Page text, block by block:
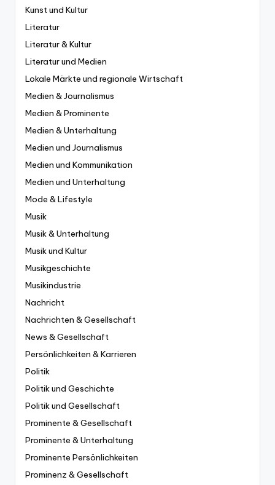
Kunst und Kultur
Literatur
Literatur & Kultur
Literatur und Medien
Lokale Märkte und regionale Wirtschaft
Medien & Journalismus
Medien & Prominente
Medien & Unterhaltung
Medien und Journalismus
Medien und Kommunikation
Medien und Unterhaltung
Mode & Lifestyle
Musik
Musik & Unterhaltung
Musik und Kultur
Musikgeschichte
Musikindustrie
Nachricht
Nachrichten & Gesellschaft
News & Gesellschaft
Persönlichkeiten & Karrieren
Politik
Politik und Geschichte
Politik und Gesellschaft
Prominente & Gesellschaft
Prominente & Unterhaltung
Prominente Persönlichkeiten
Prominenz & Gesellschaft